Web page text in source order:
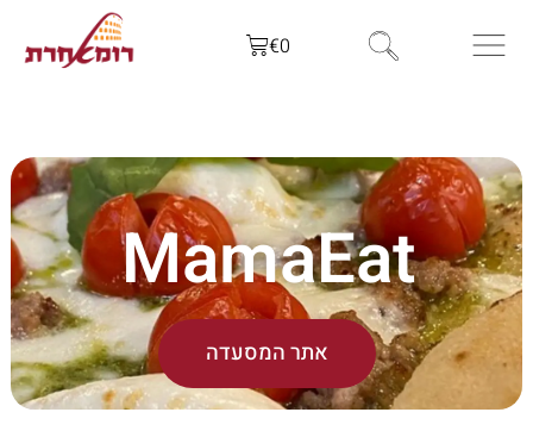
€0
MamaEat
אתר המסעדה